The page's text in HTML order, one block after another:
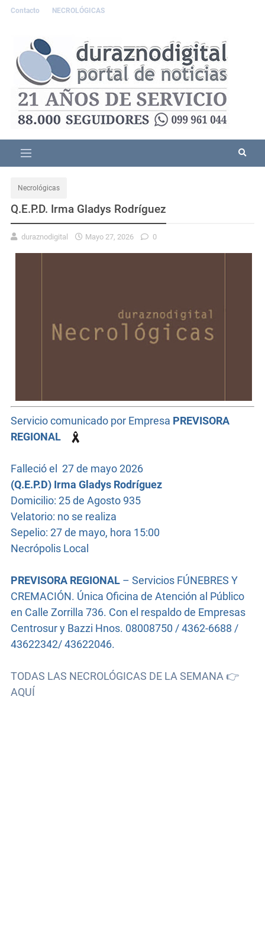
Contacto NECROLÓGICAS
Necrológicas
Q.E.P.D. Irma Gladys Rodríguez
duraznodigital Mayo 27, 2026 0
Servicio comunicado por Empresa PREVISORA
REGIONAL
Falleció el 27 de mayo2026
(Q.E.P.D) Irma Gladys Rodríguez
Domicilio: 25 de Agosto 935
Velatorio: no se realiza
Sepelio: 27 de mayo, hora 15:00
Necrópolis Local
PREVISORA REGIONAL – Servicios FÚNEBRES Y
CREMACIÓN. Única Oficina de Atención al Público
en Calle Zorrilla 736. Con el respaldo de Empresas
Centrosur y Bazzi Hnos. 08008750 / 4362-6688 /
43622342/ 43622046.
TODAS LAS NECROLÓGICAS DE LA SEMANA 👉
AQUÍ